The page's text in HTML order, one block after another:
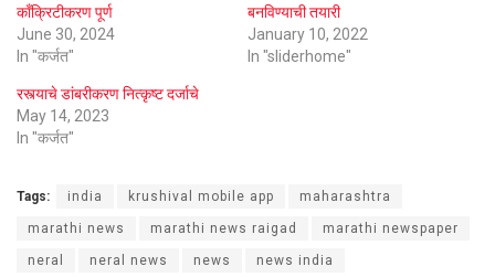
काँक्रिटीकरण पूर्ण
June 30, 2024
In "कर्जत"
बनविण्याची तयारी
January 10, 2022
In "sliderhome"
रस्त्याचे डांबरीकरण नित्कृष्ट दर्जाचे
May 14, 2023
In "कर्जत"
Tags: india krushival mobile app maharashtra
marathi news marathi news raigad marathi newspaper
neral neral news news news india